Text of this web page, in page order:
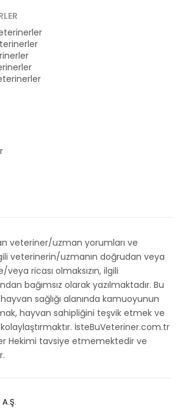
veteriner/uzman yorumları ve
veterinerin/uzmanın doğrudan veya
ricası olmaksızın, ilgili
bağımsız olarak yazılmaktadır. Bu
sağlığı alanında kamuoyunun
hayvan sahipliğini teşvik etmek ve
İsteBuVeteriner.com.tr
Hekimi tavsiye etmemektedir ve